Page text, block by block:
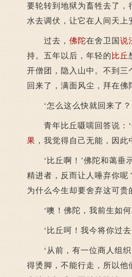
要轮转到地狱为畜牲去了
水去调伏，让它在人间天
过去， 佛陀在舍卫国 说
持。五年以后，年轻的 比丘
开僧团，隐入山中。不到
回来了，满面风尘，拜在佛
‘怎么这么快就回来了？
青年比丘嗫嚅回答说：‘
果 ，我觉得自己无能，因此
‘比丘啊！’佛陀和蔼垂示
精进者，反而让人唾弃你呢
为什么今生却要舍弃这可贵
‘噢！佛陀，我前生如何
‘比丘呵！我今将你过去
‘从前，有一位商人组织
得烫脚，不能行走，所以他